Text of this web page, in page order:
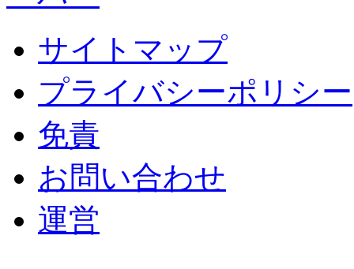
サイトマップ
プライバシーポリシー
免責
お問い合わせ
運営